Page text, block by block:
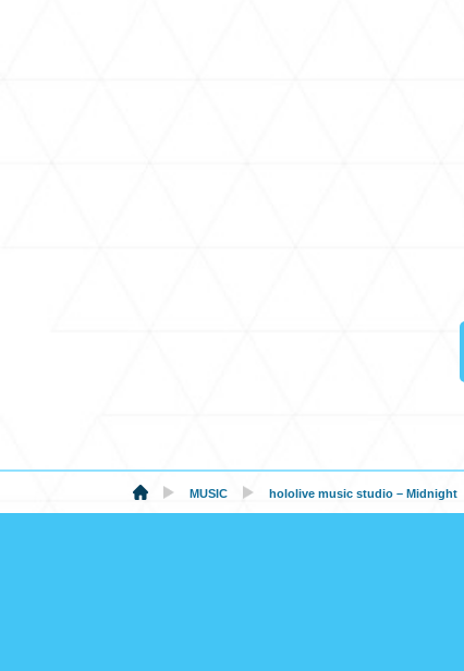
MUSIC hololive music studio – Midnight